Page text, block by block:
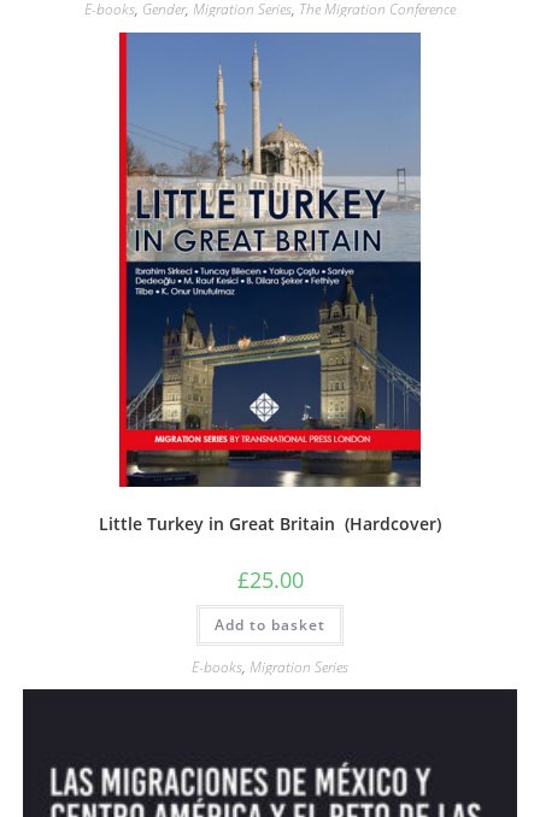
E-books, Gender, Migration Series, The Migration Conference
Little Turkey in Great Britain (Hardcover)
£25.00
Add to basket
E-books, Migration Series